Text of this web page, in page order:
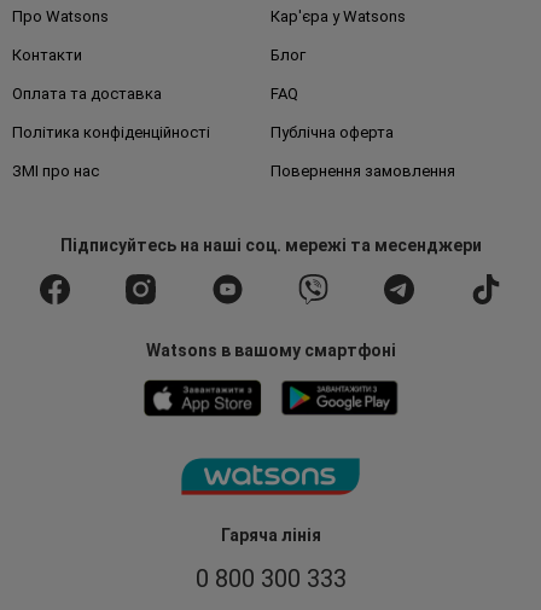
Гаряча лінія
0 800 300 333
Про Watsons Кар'єра у Watsons
Контакти Блог
Оплата та доставка FAQ
Політика конфіденційності Публічна оферта
ЗМІ про нас Повернення замовлення
Підписуйтесьна наші соц. мережі та месенджери
Watsons в вашому смартфоні